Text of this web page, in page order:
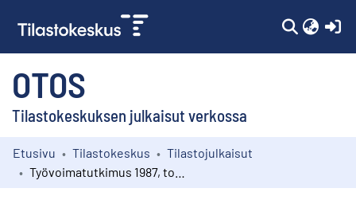
OTOS
Tilastokeskuksen julkaisut verkossa
Kokoelmat
Etusivu Tilastokeskus
Tilastojulkaisut